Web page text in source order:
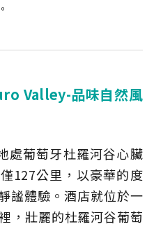
Valley-品味自然風
處葡萄牙杜羅河谷心臟
127公里，以豪華的度
謐體驗。酒店就位於一
，壯麗的杜羅河谷葡萄